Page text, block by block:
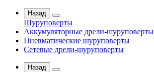
Назад
Шуруповерты
Аккумуляторные дрели-шуруповерты
Пневматические шуруповерты
Сетевые дрели-шуруповерты
Назад